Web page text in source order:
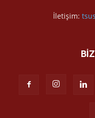
İletişim: